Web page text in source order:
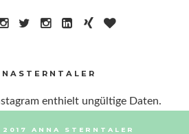
enthielt ungültige Daten.
ANNA STERNTALER